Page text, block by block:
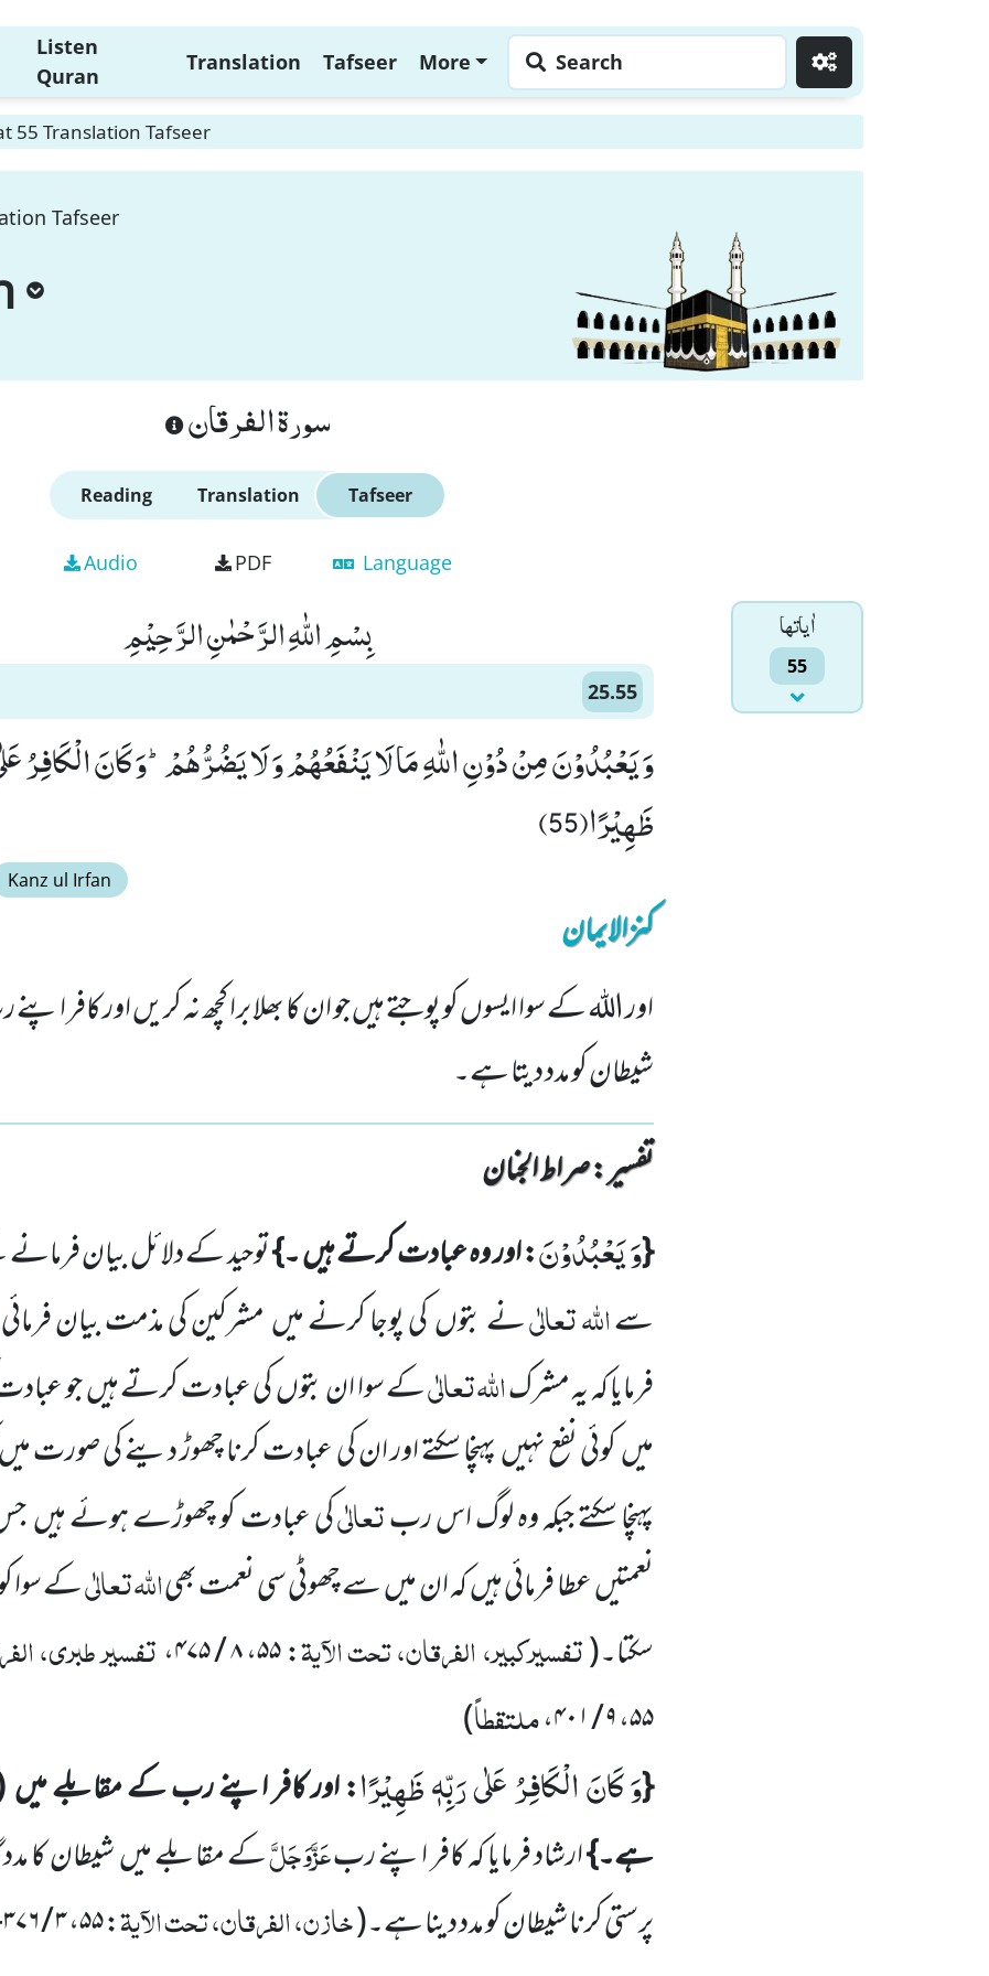
Listen
Quran
Translation Tafseer More Search
55 Translation Tafseer
Tafseer
سورة الفرقان
Reading Translation Tafseer
Audio PDF Language
اٰياتها
55
بِسْمِ اللّٰهِ الرَّحْمٰنِ الرَّحِیْمِ
25.55
وَ یَعْبُدُوْنَ مِنْ دُوْنِ اللّٰهِ مَا لَا یَنْفَعُهُمْ وَ لَا یَضُرُّهُمْؕ-وَ كَانَ الْكَافِرُ
ظَهِیْرًا(55)
Kanz ul Irfan
کنزالایمان
اور اللہ کے سوا ایسوں کو پوجتے ہیں جو ان کا بھلا برا کچھ نہ کریں اور کافر
شیطان کو مدد دیتا ہے۔
تفسیر : ‎صراط الجنان
{وَ یَعْبُدُوْنَ: اور وہ عبادت کرتے ہیں ۔}توحید کے دلائل بیان
سےاللہ تعالٰینے بتوں کی پوجا کرنے میں مشرکین کی مذمت بیان
فرمایا کہ یہ مشرکاللہتعالٰیکے سوا ان بتوں کی عبادت کرتے ہیں جو
میں کوئی نفع نہیں پہنچا سکتے اور ان کی عبادت کرنا چھوڑ دینے کی صورت
پہنچا سکتے جبکہ وہ لوگ اس ربتعالٰیکی عبادت کو چھوڑے ہوئے ہیں
نعمتیں عطا فرمائی ہیں کہ ان میں سے چھوٹی سی نعمت بھیاللہتعالٰیکے سوا
سکتا۔(تفسیرکبیر، الفرقان، تحت الآیۃ:۵۵،۸ / ۴۷۵ ،تفسیر طبری،
۵۵،۹ / ۴۰۱ ،ملتقطاً)
{وَ كَانَ الْكَافِرُ عَلٰى رَبِّهٖ ظَهِیْرًا: اور کافر اپنے رب کے مقابلے میں
ہے۔}ارشاد فرمایا کہ کافر اپنے ربعَزَّوَجَلَّکے مقابلے میں شیطان کا
پرستی کرنا شیطان کو مدد دینا ہے۔(خازن، الفرقان، تحت الآیۃ:۵۵،۳ / ۳۷۶-۳۷۷